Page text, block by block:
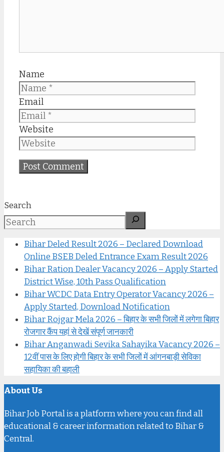
Name
Email
Website
Search
Bihar Deled Result 2026 – Declared Download
Online BSEB Deled Entrance Exam Result 2026
Bihar Ration Dealer Vacancy 2026 – Apply Started
District Wise, 10th Pass Qualification
Bihar WCDC Data Entry Operator Vacancy 2026 –
Apply Started, Download Notification
Bihar Rojgar Mela 2026 – बिहार के सभी जिलों में लगेगा बिहार
रोजगार कैंप यहां से देखें संपूर्ण जानकारी
Bihar Anganwadi Sevika Sahayika Vacancy 2026 –
12वीं पास के लिए होगी बिहार के सभी जिलों में आंगनबाड़ी सेविका
सहायिका की बहाली
About Us
Bihar Job Portal is a platform where you can find all
educational & career information related to Bihar &
Central.